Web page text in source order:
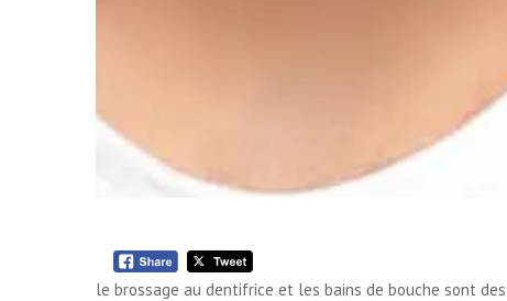
le brossage au dentifrice et les bains de bouche sont